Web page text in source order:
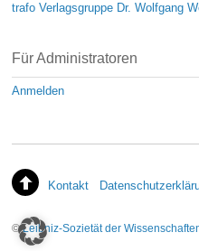
trafo Verlagsgruppe Dr. Wolfgang
Für Administratoren
Anmelden
Kontakt
©Leibniz-Sozietät der